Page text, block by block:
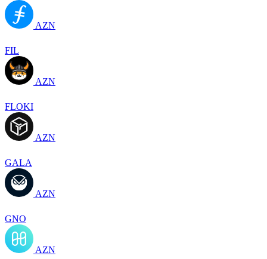
AZN
FIL
AZN
FLOKI
AZN
GALA
AZN
GNO
AZN